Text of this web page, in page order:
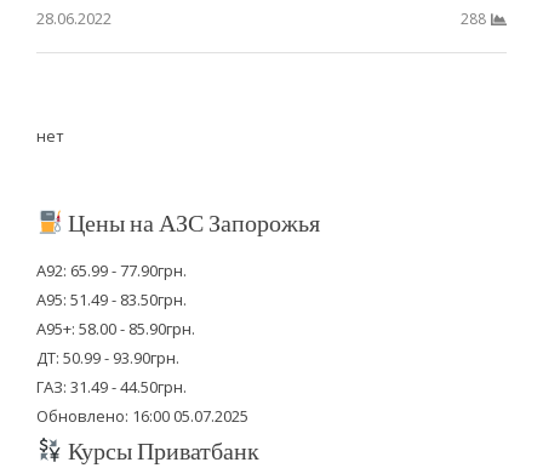
28.06.2022
288
нет
Цены на АЗС Запорожья
А92: 65.99 - 77.90грн.
А95: 51.49 - 83.50грн.
А95+: 58.00 - 85.90грн.
ДТ: 50.99 - 93.90грн.
ГАЗ: 31.49 - 44.50грн.
Обновлено: 16:00 05.07.2025
Курсы Приватбанк